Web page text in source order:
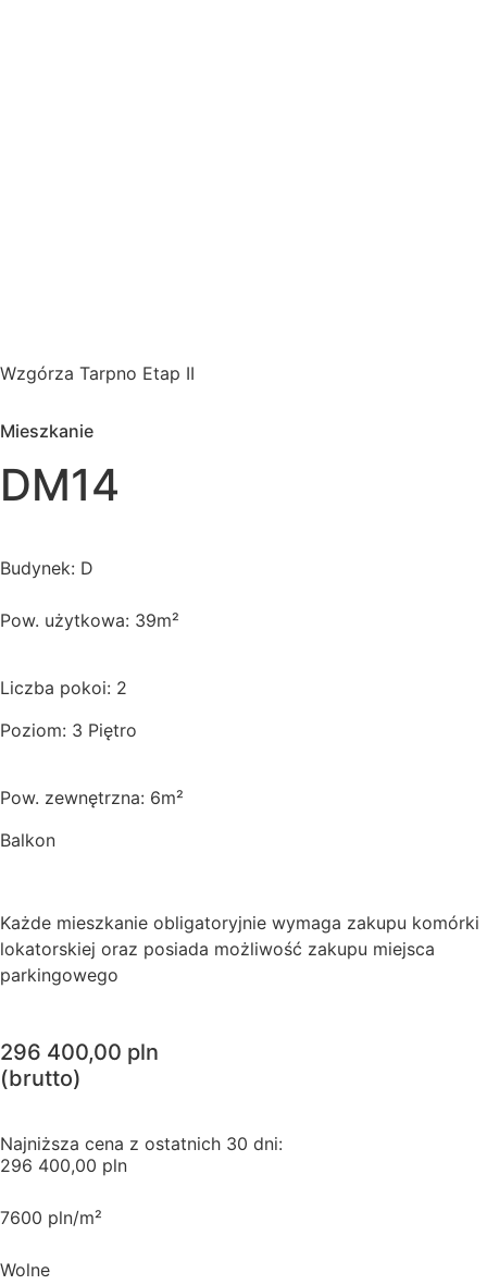
Wzgórza Tarpno Etap II
Mieszkanie
DM14
Budynek: D
Pow. użytkowa: 39m²
Liczba pokoi: 2
Poziom: 3 Piętro
Pow. zewnętrzna: 6m²
Balkon
Każde mieszkanie obligatoryjnie wymaga zakupu komórki
lokatorskiej oraz posiada możliwość zakupu miejsca
parkingowego
296 400,00 pln
(brutto)
Najniższa cena z ostatnich 30 dni:
296 400,00 pln
7600 pln/m²
Wolne